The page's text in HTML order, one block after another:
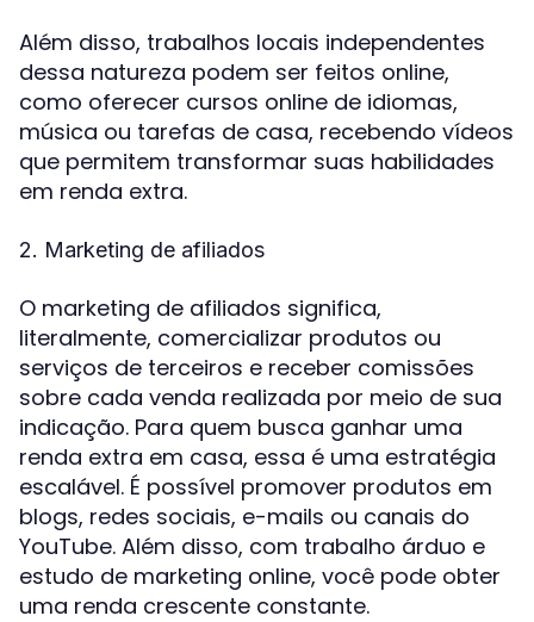
Além disso, trabalhos locais independentes
dessa natureza podem ser feitos online,
como oferecer cursos online de idiomas,
música ou tarefas de casa, recebendo vídeos
que permitem transformar suas habilidades
em renda extra.
2. Marketing de afiliados
O marketing de afiliados significa,
literalmente, comercializar produtos ou
serviços de terceiros e receber comissões
sobre cada venda realizada por meio de sua
indicação. Para quem busca ganhar uma
renda extra em casa, essa é uma estratégia
escalável. É possível promover produtos em
blogs, redes sociais, e-mails ou canais do
YouTube. Além disso, com trabalho árduo e
estudo de marketing online, você pode obter
uma renda crescente constante.